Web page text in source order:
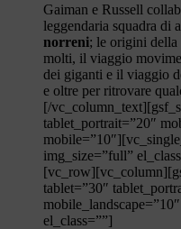
Gaiman e Russell
leggendaria squadra di
norreni; le origini della
molti, il viaggio
dei giganti e il viaggio
e oltre per ritrovare
[/
tablet_portrait=”20″
img_size=”full”
tablet=”30″
el_class=””]